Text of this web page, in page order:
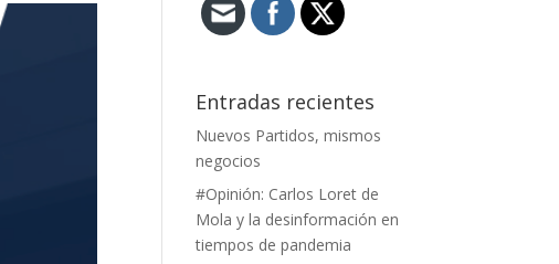
Entradas recientes
Nuevos Partidos, mismos
negocios
#Opinión: Carlos Loret de
Mola y la desinformación en
tiempos de pandemia